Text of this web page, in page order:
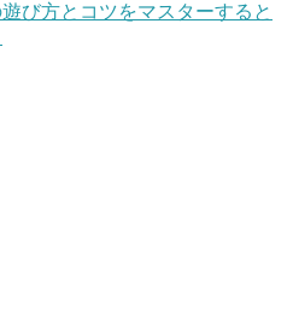
び方とコツをマスターすると